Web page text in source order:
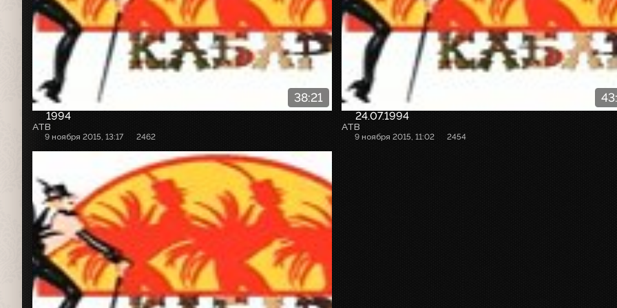
38:21
1994
АТВ
9 ноября 2015, 13:17 2462
24.07.1994
АТВ
9 ноября 2015, 11:02 2454